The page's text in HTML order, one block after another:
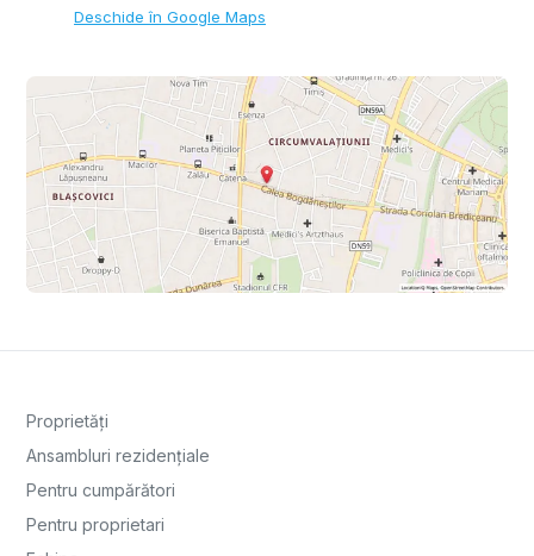
Deschide în Google Maps
Proprietăți
Ansambluri rezidențiale
Pentru cumpărători
Pentru proprietari